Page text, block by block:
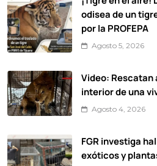
odisea de un
por la PROFEPA
Agosto 5, 2026
Video: Rescatan
interior de una
Agosto 4, 2026
FGR investiga
exóticos y